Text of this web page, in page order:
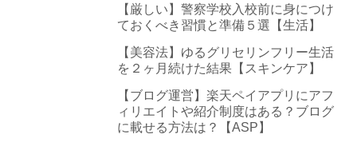
【厳しい】警察学校入校前に身につけ
ておくべき習慣と準備５選【生活】
【美容法】ゆるグリセリンフリー生活
を２ヶ月続けた結果【スキンケア】
【ブログ運営】楽天ペイアプリにアフ
ィリエイトや紹介制度はある？ブログ
に載せる方法は？【ASP】